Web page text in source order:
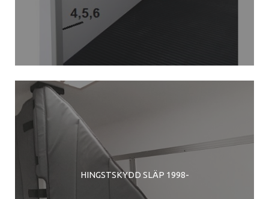
HINGSTSKYDD SLÄP 1998-